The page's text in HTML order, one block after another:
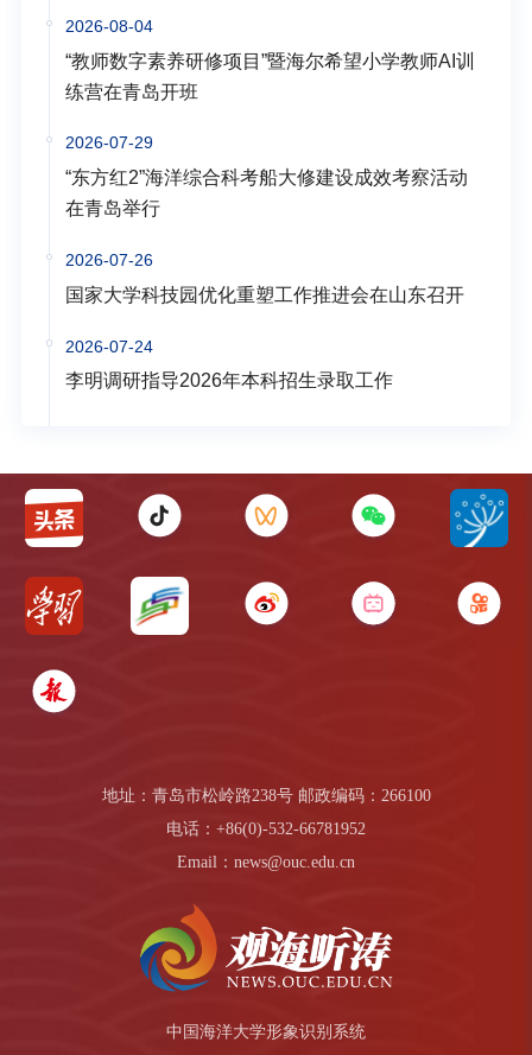
2026-08-04
“教师数字素养研修项目”暨海尔希望小学教师AI训
练营在青岛开班
2026-07-29
“东方红2”海洋综合科考船大修建设成效考察活动
在青岛举行
2026-07-26
国家大学科技园优化重塑工作推进会在山东召开
2026-07-24
李明调研指导2026年本科招生录取工作
地址：青岛市松岭路238号 邮政编码：266100
电话：+86(0)-532-66781952
Email：news@ouc.edu.cn
中国海洋大学形象识别系统